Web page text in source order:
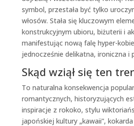
symbol, przestała być tylko
włosów. Stała się kluczowym
konstrukcyjnym ubioru, biżuterii i
manifestując nową falę hyper-
jednocześnie delikatna, ironiczna i
Skąd wziął się ten
To naturalna konsekwencja
romantycznych, historyzujących
inspiracje z rokoko, stylu
japońskiej kultury „kawaii”,